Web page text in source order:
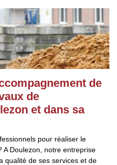
de
de
et dans sa
pour réaliser le
Doulezon, notre entreprise
qualité de ses services et de